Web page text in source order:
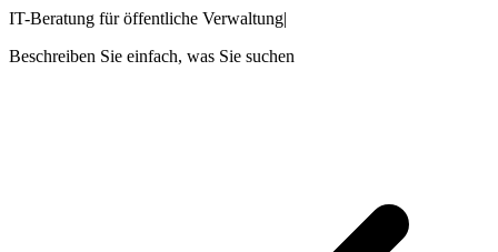
IT-Beratung für öffentliche Verwaltung|
Beschreiben Sie einfach, was Sie suchen